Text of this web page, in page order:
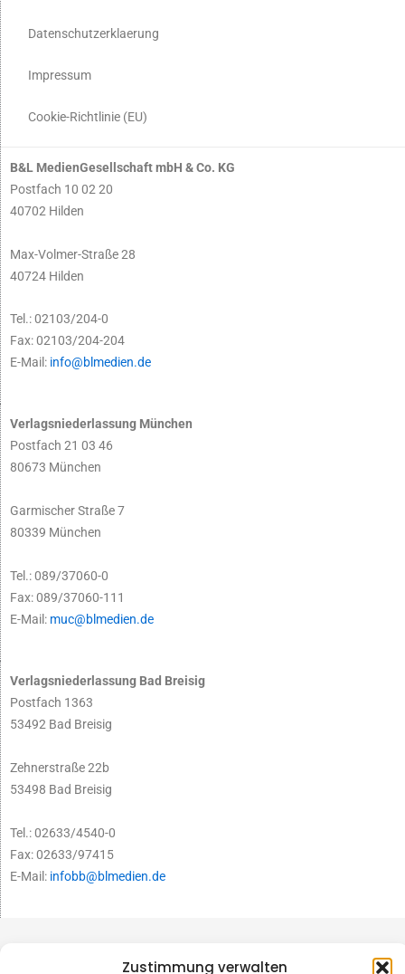
Zustimmung verwalten
Datenschutzerklaerung
Impressum
Cookie-Richtlinie (EU)
B&L MedienGesellschaft mbH & Co. KG
Postfach 10 02 20
40702 Hilden
Max-Volmer-Straße 28
40724 Hilden
Tel.: 02103/204-0
Fax: 02103/204-204
E-Mail: info@blmedien.de
Verlagsniederlassung München
Postfach 21 03 46
80673 München
Garmischer Straße 7
80339 München
Tel.: 089/37060-0
Fax: 089/37060-111
E-Mail: muc@blmedien.de
Verlagsniederlassung Bad Breisig
Postfach 1363
53492 Bad Breisig
Zehnerstraße 22b
53498 Bad Breisig
Tel.: 02633/4540-0
Fax: 02633/97415
E-Mail: infobb@blmedien.de